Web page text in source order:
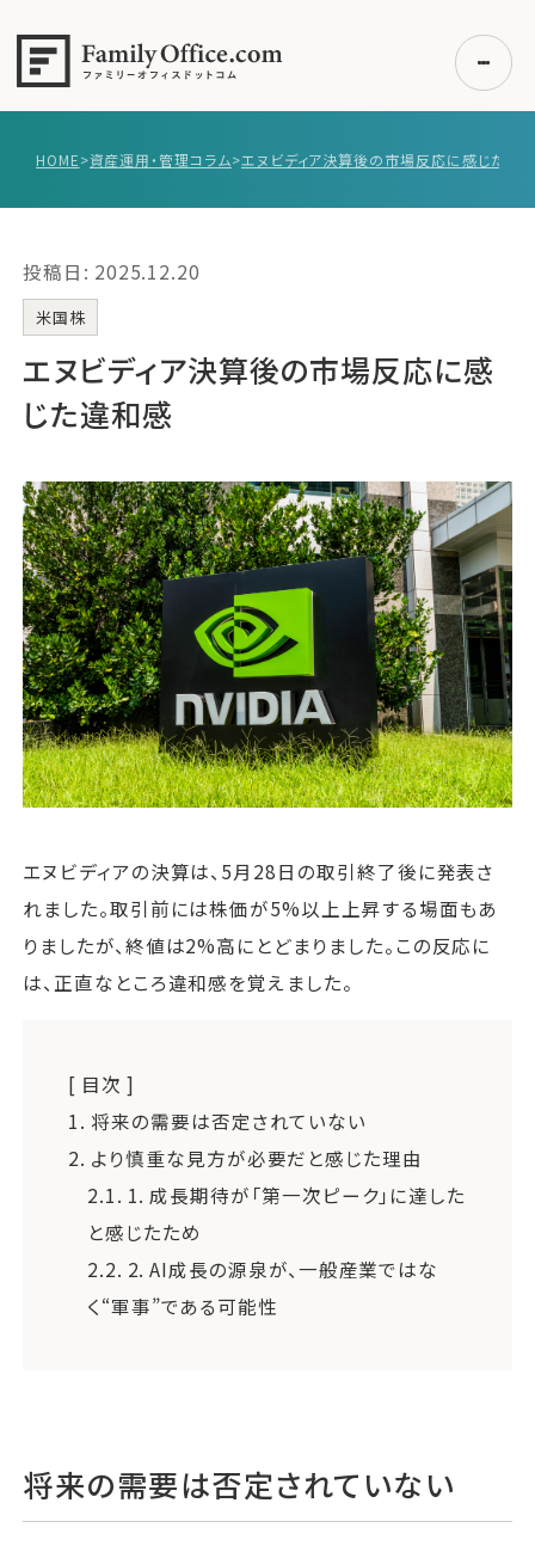
事例紹介
無料講座
コラム
無料ご相談 ログイン
運営会社
ファミリーオフィスとは
関連書籍
メールマガジン登録
よくある質問
HOME>資産運用・管理コラム>エヌビディア決算後の市場反応に感じた違
投稿日: 2025.12.20
米国株
エヌビディア決算後の市場反応に感
じた違和感
エヌビディアの決算は、5月28日の取引終了後に発表さ
れました。取引前には株価が5%以上上昇する場面もあ
りましたが、終値は2%高にとどまりました。この反応に
は、正直なところ違和感を覚えました。
[ 目次 ]
1. 将来の需要は否定されていない
2. より慎重な見方が必要だと感じた理由
2.1. 1. 成長期待が「第一次ピーク」に達した
と感じたため
2.2. 2. AI成長の源泉が、一般産業ではな
く“軍事”である可能性
将来の需要は否定されていない